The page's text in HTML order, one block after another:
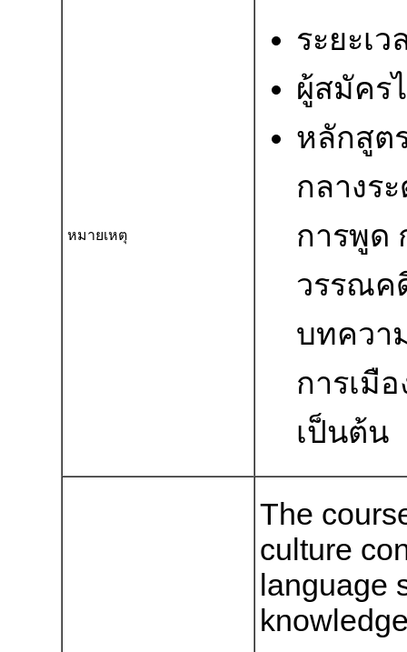
หมายเหตุ
ระยะเว
ผู้สมัคร
หลักสูต
กลางร
การพูด
วรรณค
บทควา
การเมื
เป็นต้น
The
culture
language